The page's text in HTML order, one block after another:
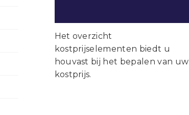
Het overzicht
kostprijselementen biedt u
houvast bij het bepalen van uw
kostprijs.